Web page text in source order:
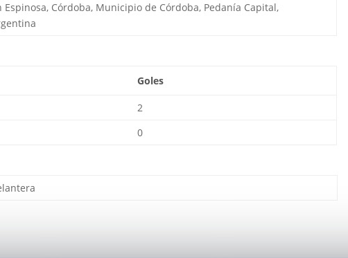
Espinosa, Córdoba, Municipio de Córdoba, Pedanía Capital,
Goles
2
0